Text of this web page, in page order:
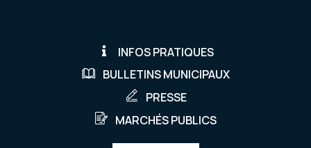
INFOS PRATIQUES
BULLETINS MUNICIPAUX
PRESSE
MARCHÉS PUBLICS